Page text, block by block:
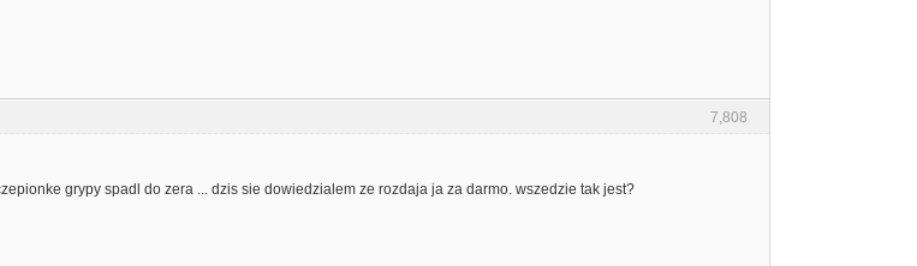
7,808
grypy spadl do zera ... dzis sie dowiedzialem ze rozdaja ja za darmo. wszedzie tak jest?